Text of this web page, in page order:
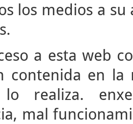
los medios a
a esta web
contenida en la
realiza.
mal